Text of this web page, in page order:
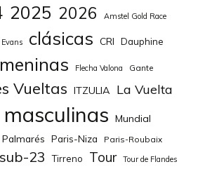
2025 2026 Amstel Gold Race
Evans clásicas CRI Dauphine
Flecha Valona Gante
Vueltas ITZULIA La Vuelta
masculinas Mundial
Palmarés Paris-Niza Paris-Roubaix
sub-23 Tirreno Tour Tour de Flandes